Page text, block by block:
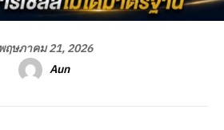
พฤษภาคม 21, 2026
Aun